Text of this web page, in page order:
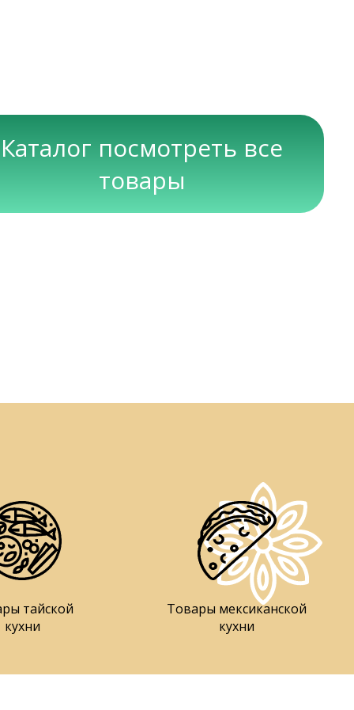
Каталог посмотреть все
товары
тайской
кухни
Товары мексиканской
кухни